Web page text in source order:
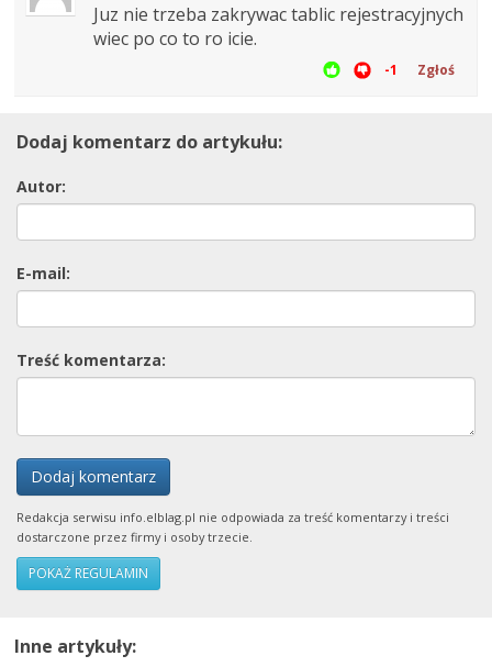
Juz nie trzeba zakrywac tablic rejestracyjnych
wiec po co to ro icie.
-1 Zgłoś
Dodaj komentarz do artykułu:
Autor:
E-mail:
Treść komentarza:
Dodaj komentarz
Redakcja serwisu info.elblag.pl nie odpowiada za treść komentarzy i treści
dostarczone przez firmy i osoby trzecie.
POKAŻ REGULAMIN
Inne artykuły: